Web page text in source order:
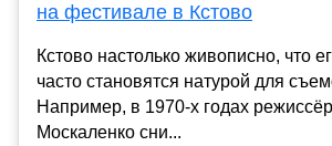
на фестивале в Кстово
Кстово настолько живописно, что
часто становятся натурой для
Например, в 1970-х годах
Москаленко сни...